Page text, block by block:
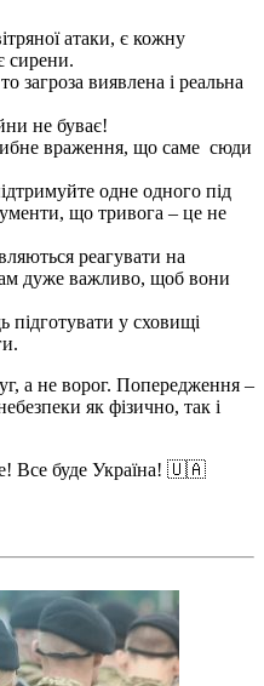
атаки, є кожну
сирени.
загроза виявлена і реальна
не буває!
враження, що саме сюди
одне одного під
що тривога – це не
реагувати на
дуже важливо, щоб вони
підготувати у сховищі
а не ворог. Попередження –
як фізично, так і
Все буде Україна! 🇺🇦